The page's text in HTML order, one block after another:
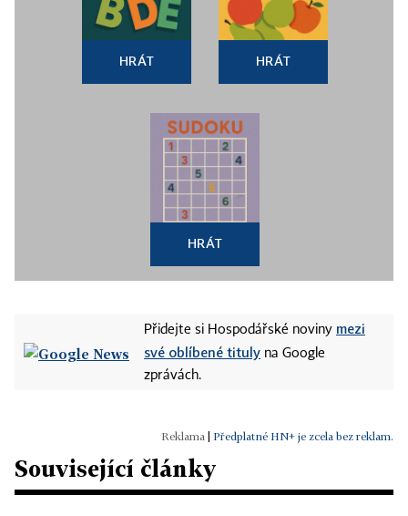
HRÁT HRÁT
HRÁT
Přidejte si Hospodářské noviny mezi
své oblíbené tituly na Google
zprávách.
Předplatné HN+ je zcela bez reklam.
Související články